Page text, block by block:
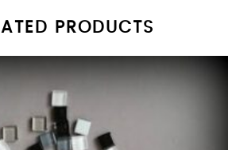
PRODUCTS